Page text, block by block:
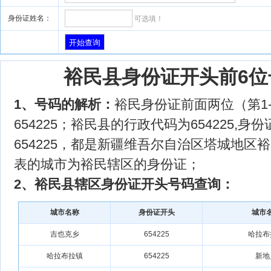
身份证姓名： 可选填！
裕民县身份证开头前6
1、号码的解析： 裕民身份证前面两位（第
654225；裕民县的行政代码为654225,身份
654225，都是新疆维吾尔自治区塔城地区
表的城市为裕民辖区的身份证；
2、裕民县辖区身份证开头号码查询：
城市名称 身份证开头 城市
吉也克乡 654225 哈拉
哈拉布拉镇 654225 新